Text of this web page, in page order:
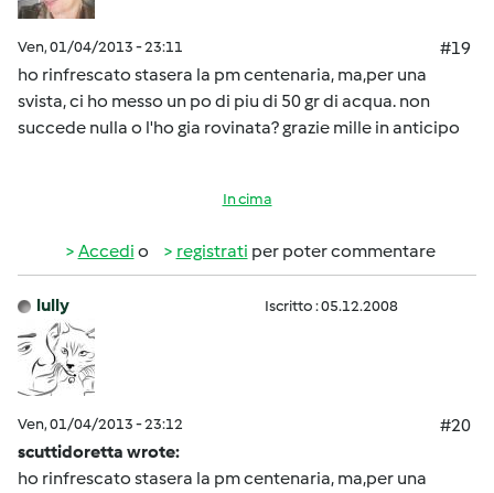
Ven, 01/04/2013 - 23:11
#19
ho rinfrescato stasera la pm centenaria, ma,per una
svista, ci ho messo un po di piu di 50 gr di acqua. non
succede nulla o l'ho gia rovinata? grazie mille in anticipo
In cima
Accedi o registrati per poter commentare
lully Iscritto : 05.12.2008
Ven, 01/04/2013 - 23:12
#20
scuttidoretta wrote:
ho rinfrescato stasera la pm centenaria, ma,per una